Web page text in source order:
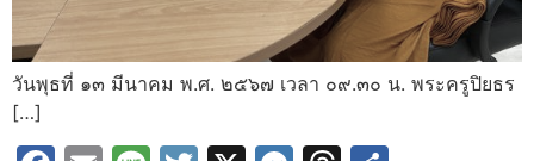
วันพุธที่ ๑๓ มีนาคม พ.ศ. ๒๕๖๗ เวลา ๐๙.๓๐ น. พระครูปิยธร
[…]